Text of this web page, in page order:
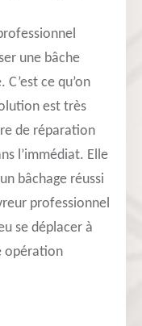
une bâche
ce qu’on
est très
de réparation
l’immédiat. Elle
bâchage réussi
professionnel
se déplacer à
opération